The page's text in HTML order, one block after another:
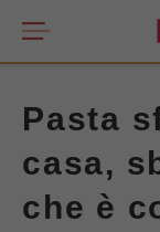
Pasta
casa,
che è